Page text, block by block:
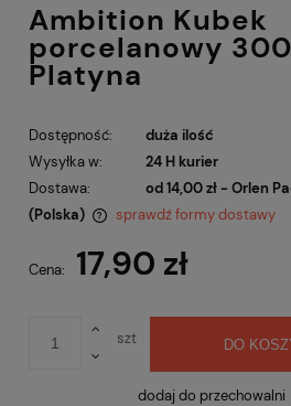
Ambition Kubek
porcelanowy
Platyna
Dostępność:
duża ilość
Wysyłka w:
24 H kurier
Dostawa:
od 14,00 zł - Orlen
(Polska)
sprawdź formy dostawy
Cena: 17,90 zł
szt DO
dodaj do przechowalni